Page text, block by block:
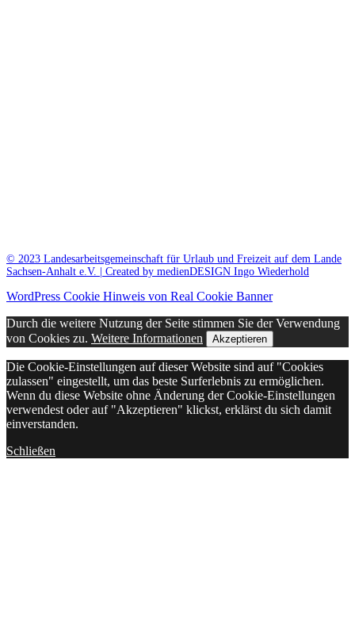
© 2023 Landesarbeitsgemeinschaft für Urlaub und Freizeit auf dem Lande
Sachsen-Anhalt e.V. | Created by medienDESIGN Ingo Wiederhold
WordPress Cookie Hinweis von Real Cookie Banner
Durch die weitere Nutzung der Seite stimmen Sie der Verwendung
von Cookies zu. Weitere Informationen Akzeptieren
Die Cookie-Einstellungen auf dieser Website sind auf "Cookies
zulassen" eingestellt, um das beste Surferlebnis zu ermöglichen.
Wenn du diese Website ohne Änderung der Cookie-Einstellungen
verwendest oder auf "Akzeptieren" klickst, erklärst du sich damit
einverstanden.
Schließen